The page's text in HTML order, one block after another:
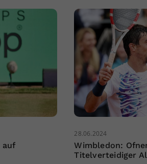
auf
28.06.2024
Wimbledon:
Titelverteidiger